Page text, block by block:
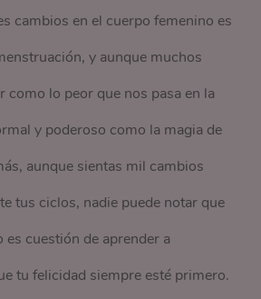
cambios en el cuerpo femenino es
y aunque muchos
como lo peor que nos pasa en la
y poderoso como la magia de
aunque sientas mil cambios
tus ciclos, nadie puede notar que
es cuestión de aprender a
tu felicidad siempre esté primero.